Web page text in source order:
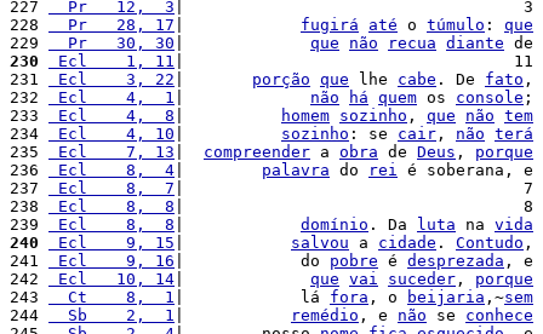
227
  Pr   12,  3
|                                   3
228
  Pr   28, 17
fugirá até o túmulo : que
229
  Pr   30, 30
que não recua diante de
230
Ecl    1, 11 |                                  11
231
Ecl    3, 22 porção que lhe cabe . De fato ,
232
Ecl    4,  1 não há quem os console ;
233
Ecl    4,  8 homem sozinho , que não tem
234
Ecl    4, 10 sozinho : se cair , não terá
235
Ecl    7, 13 compreender a obra de Deus , porque
236
Ecl    8,  4 palavra do rei é soberana, e
237
Ecl    8,  7 |                                   7
238
Ecl    8,  8 |                                   8
239
Ecl    8,  8 domínio . Da luta na vida
240
Ecl    9, 15 salvou a cidade . Contudo ,
241
Ecl    9, 16 |            do pobre é desprezada , e
242
Ecl   10, 14 que vai suceder , porque
243
  Ct    8,  1
|            lá fora , o beijaria ,~sem
244
  Sb    2,  1
remédio , e não se conhece